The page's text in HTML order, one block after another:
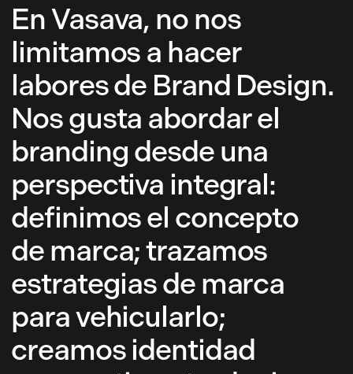
En Vasava, no nos
limitamos a hacer
labores de Brand Design.
Nos gusta abordar el
branding desde una
perspectiva integral:
definimos el concepto
de marca; trazamos
estrategias de marca
para vehicularlo;
creamos identidad